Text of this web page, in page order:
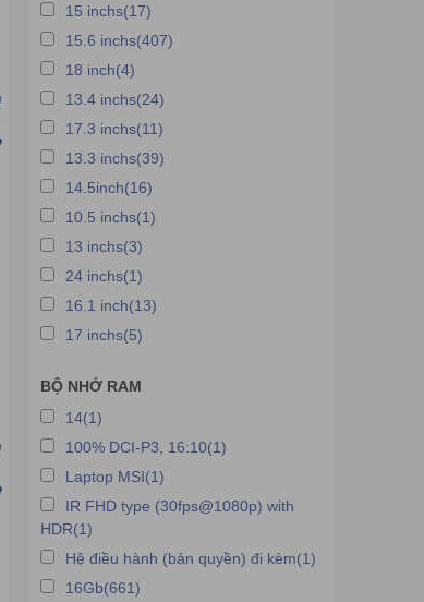
15 inchs(17)
15.6 inchs(407)
18 inch(4)
13.4 inchs(24)
17.3 inchs(11)
13.3 inchs(39)
14.5inch(16)
10.5 inchs(1)
13 inchs(3)
24 inchs(1)
16.1 inch(13)
17 inchs(5)
BỘ NHỚ RAM
14(1)
100% DCI-P3, 16:10(1)
Laptop MSI(1)
IR FHD type (30fps@1080p) with
HDR(1)
Hệ điều hành (bản quyền) đi kèm(1)
16Gb(661)